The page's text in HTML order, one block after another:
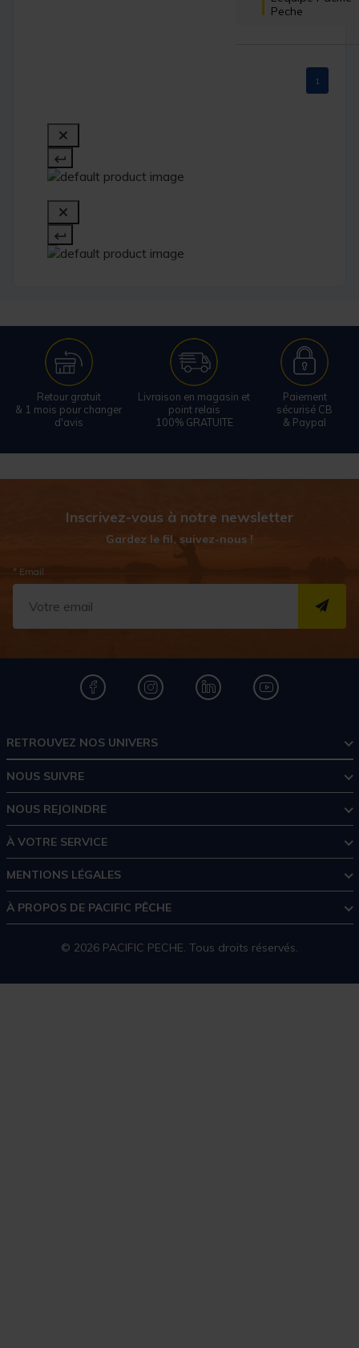
Peche
1
Retour gratuit
& 1 mois pour changer
d'avis
Livraison en magasin et
point relais
100% GRATUITE
Paiement
sécurisé CB
& Paypal
Inscrivez-vous à notre newsletter
Gardez le fil, suivez-nous !
* Email
RETROUVEZ NOS UNIVERS
NOUS SUIVRE
NOUS REJOINDRE
À VOTRE SERVICE
MENTIONS LÉGALES
À PROPOS DE PACIFIC PÊCHE
© 2026 PACIFIC PECHE. Tous droits réservés.